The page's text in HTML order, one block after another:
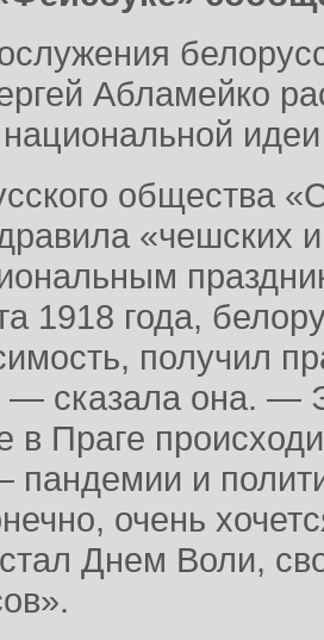
Абламейко
общества
«чешских
1918 года,
получил
— сказала она. —
в Праге
и
очень
Днем Воли,